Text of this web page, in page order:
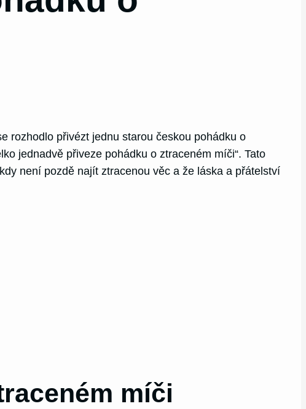
rozhodlo přivézt jednu starou českou pohádku o
jednadvě přiveze pohádku o ztraceném míči“. Tato
není pozdě najít ztracenou věc a že láska a přátelství
míči